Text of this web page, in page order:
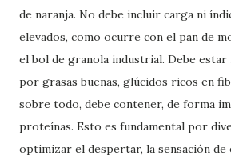
de naranja. No debe incluir carga ni
elevados, como ocurre con el pan de
el bol de granola industrial. Debe estar
por grasas buenas, glúcidos ricos en
sobre todo, debe contener, de forma
proteínas. Esto es fundamental por
optimizar el despertar, la sensación de